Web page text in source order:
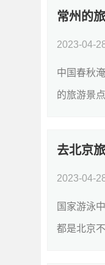
常州的
2023-04-
中国春秋
的旅游景
去北京
2023-04-
国家游泳
都是北京